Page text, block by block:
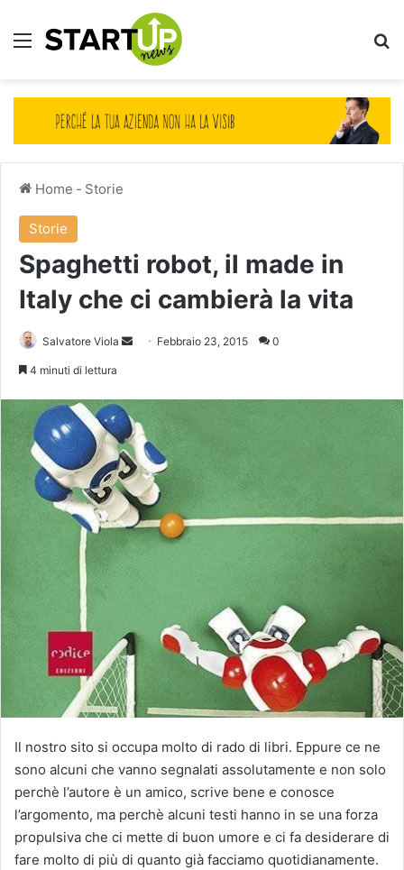
Menu
Home - Storie
Storie
Spaghetti robot, il made in
Italy che ci cambierà la vita
Salvatore Viola
Invia Febbraio 23, 2015 0
4 minuti di lettura
Il nostro sito si occupa molto di rado di libri. Eppure ce ne
sono alcuni che vanno segnalati assolutamente e non solo
perchè l’autore è un amico, scrive bene e conosce
l’argomento, ma perchè alcuni testi hanno in se una forza
propulsiva che ci mette di buon umore e ci fa desiderare di
fare molto di più di quanto già facciamo quotidianamente.